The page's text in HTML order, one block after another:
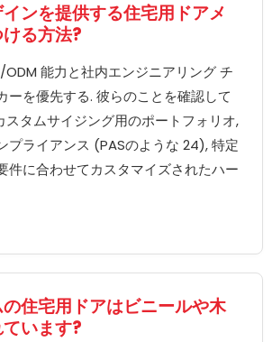
ンを提供する住宅用ドアメ
る方法?
ODM 能力と社内エンジニアリング チ
ーを優先する. 彼らのことを確認して
スタムサイジング用のポートフォリオ,
プライアンス (PASのような 24), 特定
件に合わせてカスタマイズされたハー
住宅用ドアはビニールや木
います?